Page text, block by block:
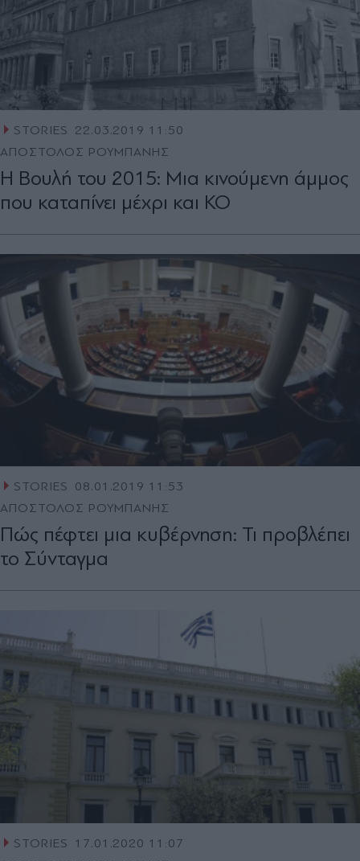
STORIES
22.03.2019 11:50
ΑΠΟΣΤΟΛΟΣ ΡΟΥΜΠΑΝΗΣ
H Βουλή του 2015: Μια κινούμενη άμμος
που καταπίνει μέχρι και ΚΟ
STORIES
08.01.2019 11:53
ΑΠΟΣΤΟΛΟΣ ΡΟΥΜΠΑΝΗΣ
Πώς πέφτει μια κυβέρνηση: Τι προβλέπει
το Σύνταγμα
STORIES
17.01.2020 11:07